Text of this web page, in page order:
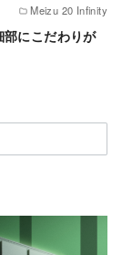
Meizu 20 Infinity
にこだわりが